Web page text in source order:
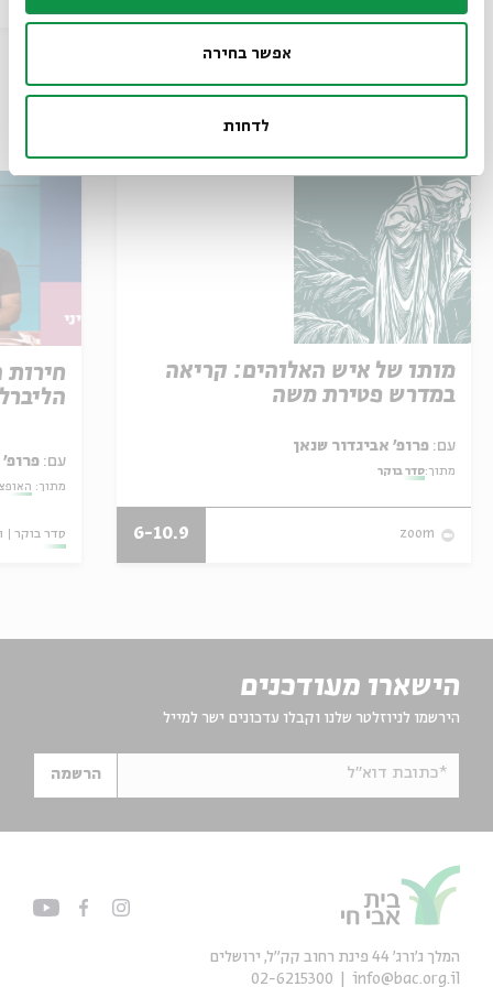
אפשר בחירה
לדחות
עוד בבית אבי חי
מותו של איש האלוהים: קריאה
במדרש פטירת משה
עם:
מתוך:סדר בוקר
zoom
6-10.9
עם: פרופ'
מתוך:
סדר בוקר
הישארו מעודכנים
הירשמו לניוזלטר שלנו וקבלו עדכונים ישר למייל
*כתובת דוא"ל הרשמה
המלך ג'ורג' 44 פינת רחוב קק״ל, ירושלים
info@bac.org.il
02-6215300